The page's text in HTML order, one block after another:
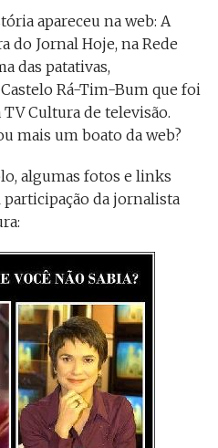
apareceu na web: A
do Jornal Hoje, na Rede
das patativas,
Rá-Tim-Bum que foi
TV Cultura de televisão.
mais um boato da web?
algumas fotos e links
da jornalista